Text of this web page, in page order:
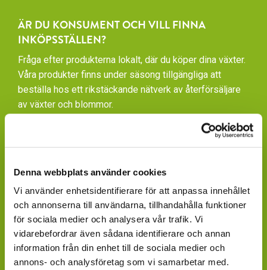
Denna webbplats använder cookies
Vi använder enhetsidentifierare för att anpassa innehållet
och annonserna till användarna, tillhandahålla funktioner
för sociala medier och analysera vår trafik. Vi
vidarebefordrar även sådana identifierare och annan
information från din enhet till de sociala medier och
annons- och analysföretag som vi samarbetar med.
ÄR DU KONSUMENT OCH VILL FINNA
INKÖPSSTÄLLEN?
Fråga efter produkterna lokalt, där du köper dina växter.
Våra produkter finns under säsong tillgängliga att
beställa hos ett rikstäckande nätverk av återförsäljare
av växter och blommor.
GARDENCENTER: Blomsterlandet, Granngården,
BLOMSTERBUTIKER: Blomster- och Livsstilsbutiker
presenterar ett personligt utbud och kan beställa hem
på din förfrågan.